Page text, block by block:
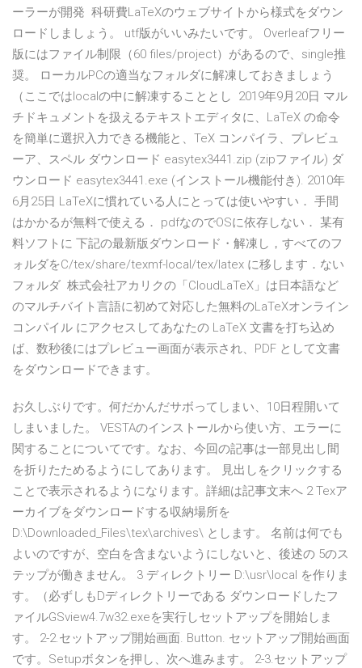
ーラーが開発 科研費LaTeXのウェブサイトから様式をダウン
ロードしましょう。 utf版がいいみたいです。 Overleafフリー
版にはファイル制限（60 files/project）があるので、single推
奨。 ローカルPCの適当なフォルダに解凍しておきましょう
（ここではlocalの中に解凍することとし 2019年9月20日 マル
チドキュメントを扱えるテキストエディタに、LaTeX の命令
を簡単に選択入力できる機能と、TeX コンパイラ、プレビュ
ーア、スペル ダウンロード easytex3441.zip (zipファイル) ダ
ウンロード easytex3441.exe (インストール機能付き). 2010年
6月25日 LaTeXに慣れている人にとっては使いやすい． 手間
はかかるが無料で使える． pdfなのでOSに依存しない． 某有
料ソフトに 下記の最新版ダウンロード・解凍し，すべてのフ
ォルダをC/tex/share/texmf-local/tex/latex に移します．ない
フォルダ 株式会社アカリクの「CloudLaTeX」は日本語など
のマルチバイト言語に初めて対応した無料のLaTeXオンライン
コンパイル にアクセスしてあなたの LaTeX 文書を打ち込め
ば、数秒後にはプレビュー画面が表示され、PDF として文書
をダウンロードできます。
お久しぶりです。何だかんだサボってしまい、10日程開いて
しまいました。 VESTAのインストールから使い方、エラーに
関することについてです。なお、今回の記事は一部見出し間
を折りたためるようにしてあります。 見出しをクリックする
ことで表示されるようになります。詳細は記事文末へ 2 Texア
ーカイブをダウンロードする収納場所を
D:\Downloaded_Files\tex\archives\ とします。 名前は何でも
よいのですが、空白を含まないようにしないと、後述の 5のス
テップが働きません。 3 ディレクトリー D:\usr\local を作りま
す。（必ずしもDディレクトリーである ダウンロードしたフ
ァイルGSview4.7w32.exeを実行しセットアップを開始しま
す。 2-2.セットアップ開始画面. Button. セットアップ開始画面
です。Setupボタンを押し、次へ進みます。 2-3.セットアップ